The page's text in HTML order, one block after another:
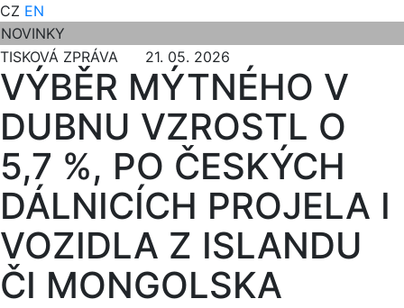
CZ EN
NOVINKY
TISKOVÁ ZPRÁVA 21. 05. 2026
VÝBĚR MÝTNÉHO V
DUBNU VZROSTL O
5,7 %, PO ČESKÝCH
DÁLNICÍCH PROJELA I
VOZIDLA Z ISLANDU
ČI MONGOLSKA